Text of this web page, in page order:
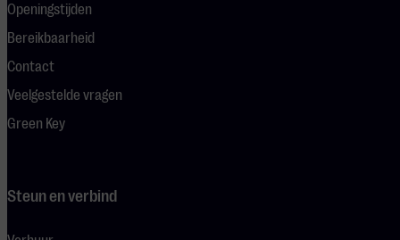
Openingstijden
Bereikbaarheid
Contact
Veelgestelde vragen
Green Key
Steun en verbind